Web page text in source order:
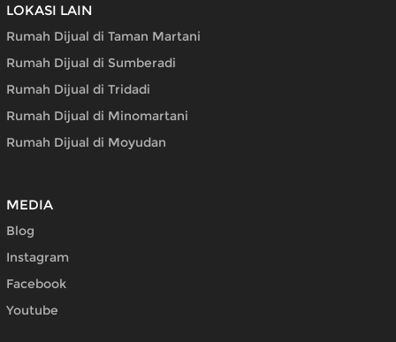
LOKASI LAIN
Rumah Dijual di Taman Martani
Rumah Dijual di Sumberadi
Rumah Dijual di Tridadi
Rumah Dijual di Minomartani
Rumah Dijual di Moyudan
MEDIA
Blog
Instagram
Facebook
Youtube